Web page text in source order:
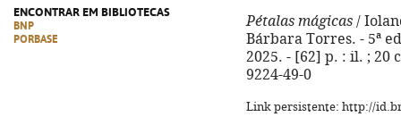
ENCONTRAR EM BIBLIOTECAS
BNP
PORBASE
Pétalas mágicas /
Bárbara Torres. - 5ª
2025. - [62] p. : il. ; 20
9224-49-0
Link persistente: http://